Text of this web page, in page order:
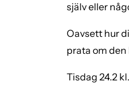
själv eller
Oavsett hur
prata om
Tisdag 24.2